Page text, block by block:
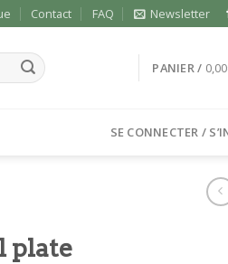
Contact FAQ Newsletter
PANIER / 0,00
SE CONNECTER /
plate